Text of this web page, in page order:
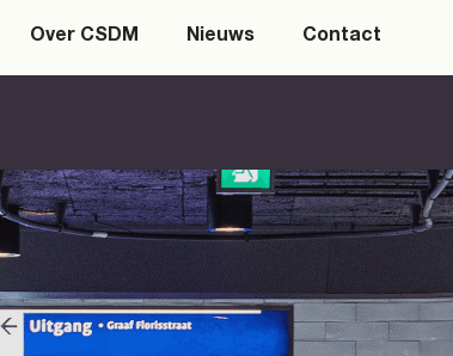
Over CSDM Nieuws Contact